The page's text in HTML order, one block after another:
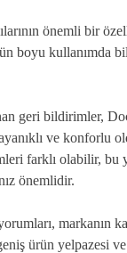
önemli bir
boyu kullanımda
geri bildirimler,
ve konforlu
farklı olabilir, bu
önemlidir.
markanın
ürün yelpazesi